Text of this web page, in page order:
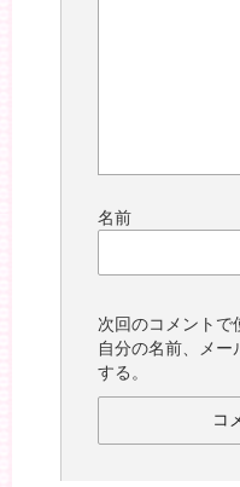
名前
次回のコメントで
自分の名前、メ
する。